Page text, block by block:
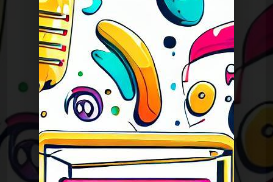
Spéciales Sososhow 14 octobre 2015
Spéciales Sososhow 17 juin 2016
Spéciales Nouvel An 2018